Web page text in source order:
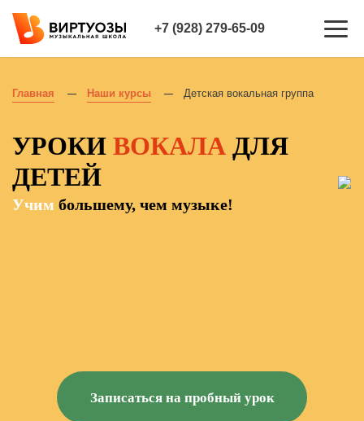
+7 (928) 279-65-09
Главная — Наши курсы — Детская вокальная группа
УРОКИ ВОКАЛА ДЛЯ
ДЕТЕЙ
Учим большему, чем музыке!
Записаться на пробный урок